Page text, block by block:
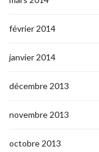
février 2014
janvier 2014
décembre 2013
novembre 2013
octobre 2013